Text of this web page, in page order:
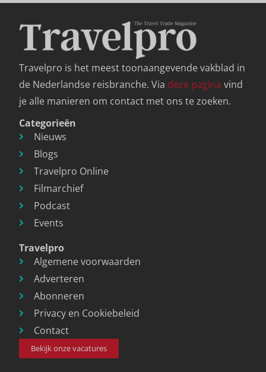
Travelpro is het meest toonaangevende vakblad in
de Nederlandse reisbranche. Via deze pagina vind
je alle manieren om contact met ons te zoeken.
Categorieën
Nieuws
Blogs
Travelpro Online
Filmarchief
Podcast
Events
Travelpro
Algemene voorwaarden
Adverteren
Abonneren
Privacy en Cookiebeleid
Contact
Bekijk onze vacatures